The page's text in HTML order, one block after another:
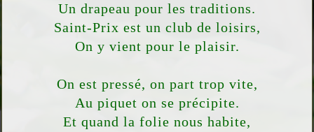
Un drapeau pour les traditions.
Saint-Prix est un club de loisirs,
On y vient pour le plaisir.
On est pressé, on part trop vite,
Au piquet on se précipite.
Et quand la folie nous habite,